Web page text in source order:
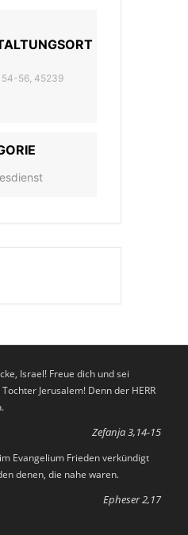
54-56, 45239
Israel! Freue dich und sei
Jerusalem! Denn der HERR
Zefanja 3,14-15
Evangelium Frieden verkündigt
denen, die nahe waren.
Epheser 2,17